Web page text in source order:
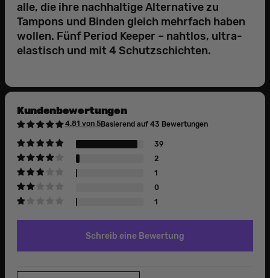
alle, die ihre nachhaltige Alternative zu
Tampons und Binden gleich mehrfach haben
wollen. Fünf Period Keeper – nahtlos, ultra-
elastisch und mit 4 Schutzschichten.
Kundenbewertungen
4.81 von 5Basierend auf 43 Bewertungen
39
2
1
0
1
Schreib eine Bewertung